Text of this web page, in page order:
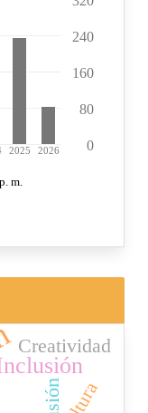
Creatividad